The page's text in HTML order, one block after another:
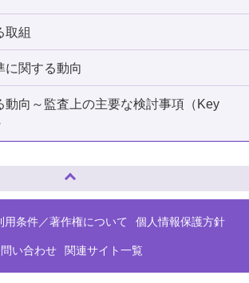
取組
に関する動向
動向～監査上の主要な検討事項（Key
用条件／著作権について 個人情報保護方針
い合わせ 関連サイト一覧